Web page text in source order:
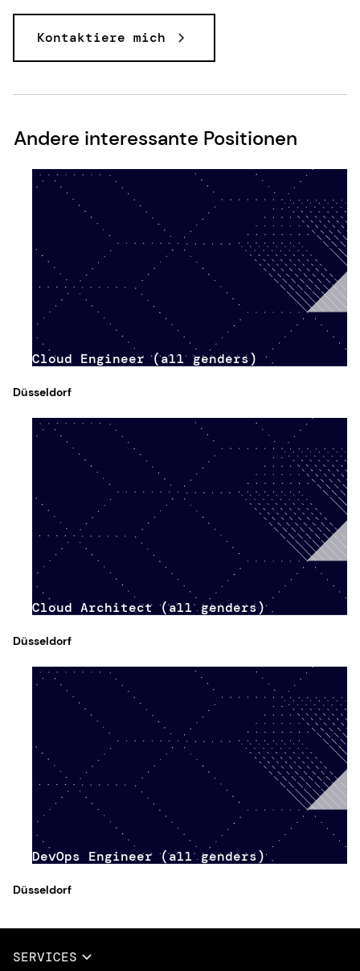
Kontaktiere mich
Andere interessante Positionen
Cloud Engineer (all genders)
Düsseldorf
Cloud Architect (all genders)
Düsseldorf
DevOps Engineer (all genders)
Düsseldorf
SERVICES